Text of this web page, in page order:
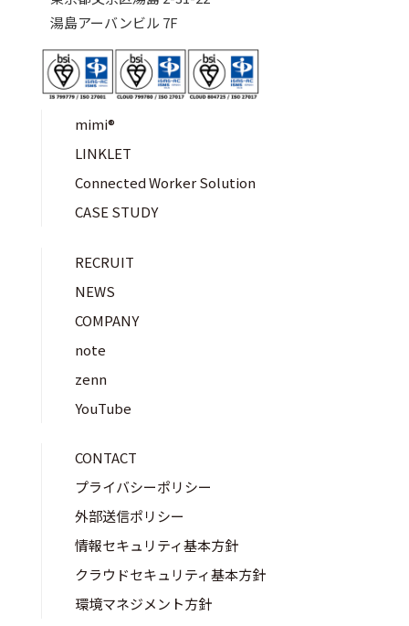
湯島アーバンビル 7F
mimi®︎
LINKLET
Connected Worker Solution
CASE STUDY
RECRUIT
NEWS
COMPANY
note
zenn
YouTube
CONTACT
プライバシーポリシー
外部送信ポリシー
情報セキュリティ基本方針
クラウドセキュリティ基本方針
環境マネジメント方針